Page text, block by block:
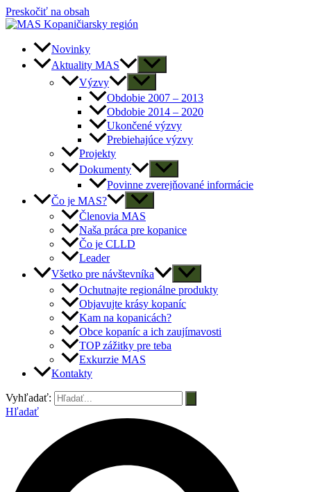
Preskočiť na obsah
Novinky
Aktuality MAS
Výzvy
Obdobie 2007 – 2013
Obdobie 2014 – 2020
Ukončené výzvy
Prebiehajúce výzvy
Projekty
Dokumenty
Povinne zverejňované informácie
Čo je MAS?
Členovia MAS
Naša práca pre kopanice
Čo je CLLD
Leader
Všetko pre návštevníka
Ochutnajte regionálne produkty
Objavujte krásy kopaníc
Kam na kopanicách?
Obce kopaníc a ich zaujímavosti
TOP zážitky pre teba
Exkurzie MAS
Kontakty
Vyhľadať:
Hľadať